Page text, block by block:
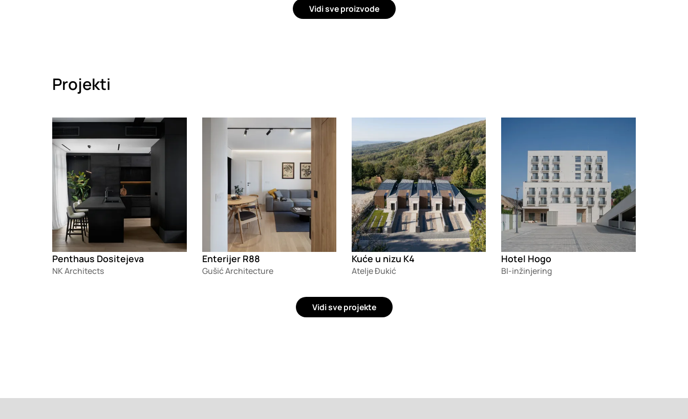
Vidi sve proizvode
Projekti
Loading
Penthaus Dositejeva
NK Architects
Enterijer R88
Gušić Architecture
Kuće u nizu K4
Atelje Đukić
Hotel Hogo
BI-inžinjering
Vidi sve projekte